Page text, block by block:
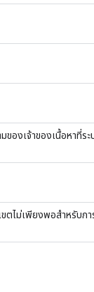
ของเจ้าของเนื้อหาที่ระ
ตไม่เพียงพอสำหรับก